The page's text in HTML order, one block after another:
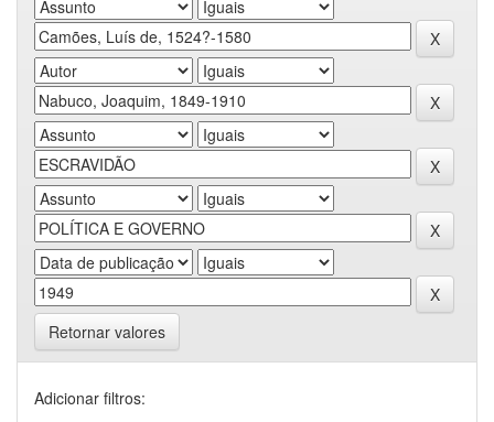
Retornar valores
Adicionar filtros: